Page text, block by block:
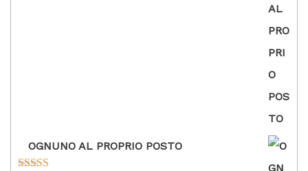
OGNUNO AL PROPRIO POSTO